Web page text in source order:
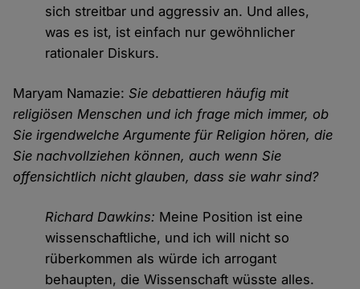
sich streitbar und aggressiv an. Und alles,
was es ist, ist einfach nur gewöhnlicher
rationaler Diskurs.
Maryam Namazie:Sie debattieren häufig mit
religiösen Menschen und ich frage mich immer, ob
Sie irgendwelche Argumente für Religion hören, die
Sie nachvollziehen können, auch wenn Sie
offensichtlich nicht glauben, dass sie wahr sind?
Richard Dawkins: Meine Position ist eine
wissenschaftliche, und ich will nicht so
rüberkommen als würde ich arrogant
behaupten, die Wissenschaft wüsste alles.